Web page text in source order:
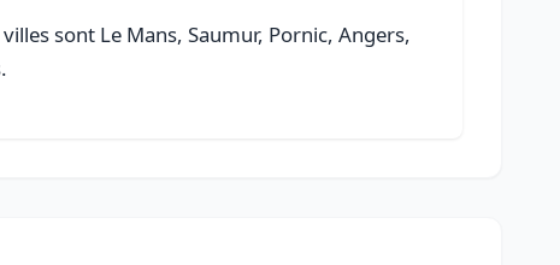
sont Le Mans, Saumur, Pornic, Angers,